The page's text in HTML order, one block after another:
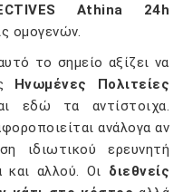
Athina 24h
ομογενών.
το σημείο αξίζει να
Ηνωμένες Πολιτείες
εδώ τα αντίστοιχα.
ανάλογα αν
ιδιωτικού ερευνητή
αλλού. Οι διεθνείς